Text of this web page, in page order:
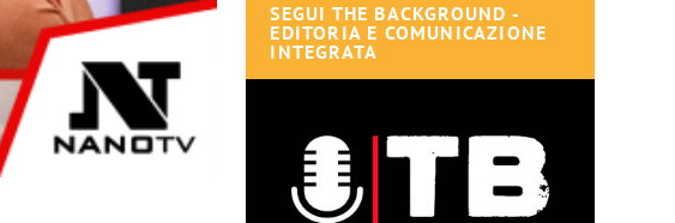
SEGUI THE BACKGROUND -
EDITORIA E COMUNICAZIONE
INTEGRATA